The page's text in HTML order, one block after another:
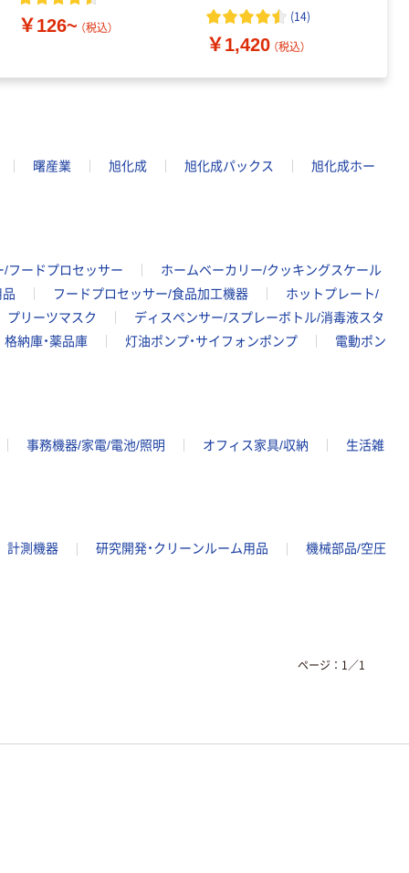
￥126~ （税込）
(14)
￥1,420 （税込）
曙産業 旭化成 旭化成パックス 旭化成ホー
/フードプロセッサー
ホームベーカリー/クッキングスケール
フードプロセッサー/食品加工機器
ホットプレート/
プリーツマスク
ディスペンサー/スプレーボトル/消毒液スタ
格納庫・薬品庫
灯油ポンプ・サイフォンポンプ 電動ポン
事務機器/家電/電池/照明 オフィス家具/収納 生活雑
計測機器 研究開発・クリーンルーム用品 機械部品/空圧
ページ： 1／1